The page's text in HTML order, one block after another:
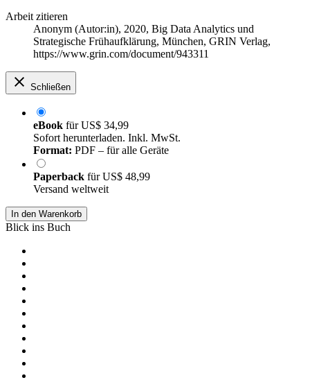
Arbeit zitieren
Anonym (Autor:in), 2020, Big Data Analytics und
Strategische Frühaufklärung, München, GRIN Verlag,
https://www.grin.com/document/943311
Schließen
eBook fürUS$ 34,99
Sofort herunterladen. Inkl. MwSt.
Format: PDF – für alle Geräte
Paperback fürUS$ 48,99
Versand weltweit
In den Warenkorb
Blick ins Buch